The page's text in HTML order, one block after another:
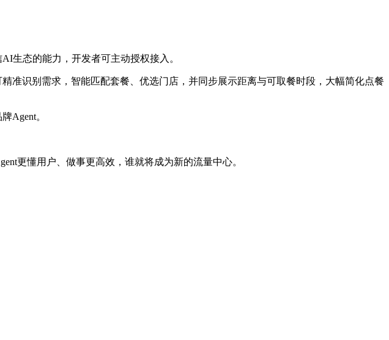
生态的能力，开发者可主动授权接入。
准识别需求，智能匹配套餐、优选门店，并同步展示距离与可取餐时段，大幅简化点餐
Agent。
更懂用户、做事更高效，谁就将成为新的流量中心。